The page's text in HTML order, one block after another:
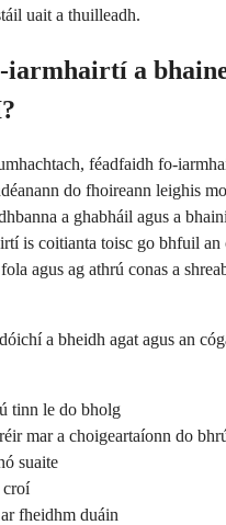
uait a thuilleadh.
iarmhairtí a
féadfaidh fo-
do fhoireann leighis
a ghabháil agus a
is coitianta toisc go bhfuil an
agus ag athrú conas a
a bheidh agat agus an
tinn le do bholg
mar a choigeartaíonn do
suaite
croí
fheidhm duáin